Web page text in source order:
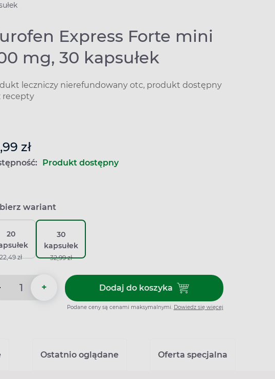
Express Forte mini
mg, 30 kapsułek
leczniczy nierefundowany otc, produkt dostępny
recepty
zł
Produkt dostępny
wariant
20
22,49 zł
30
kapsułek
32,99 zł
+ Dodaj do koszykaDodaj do koszyka Nurofen
Podane ceny są cenami maksymalnymi. Dowiedz się więcej
Ostatnio oglądane Oferta specjalna